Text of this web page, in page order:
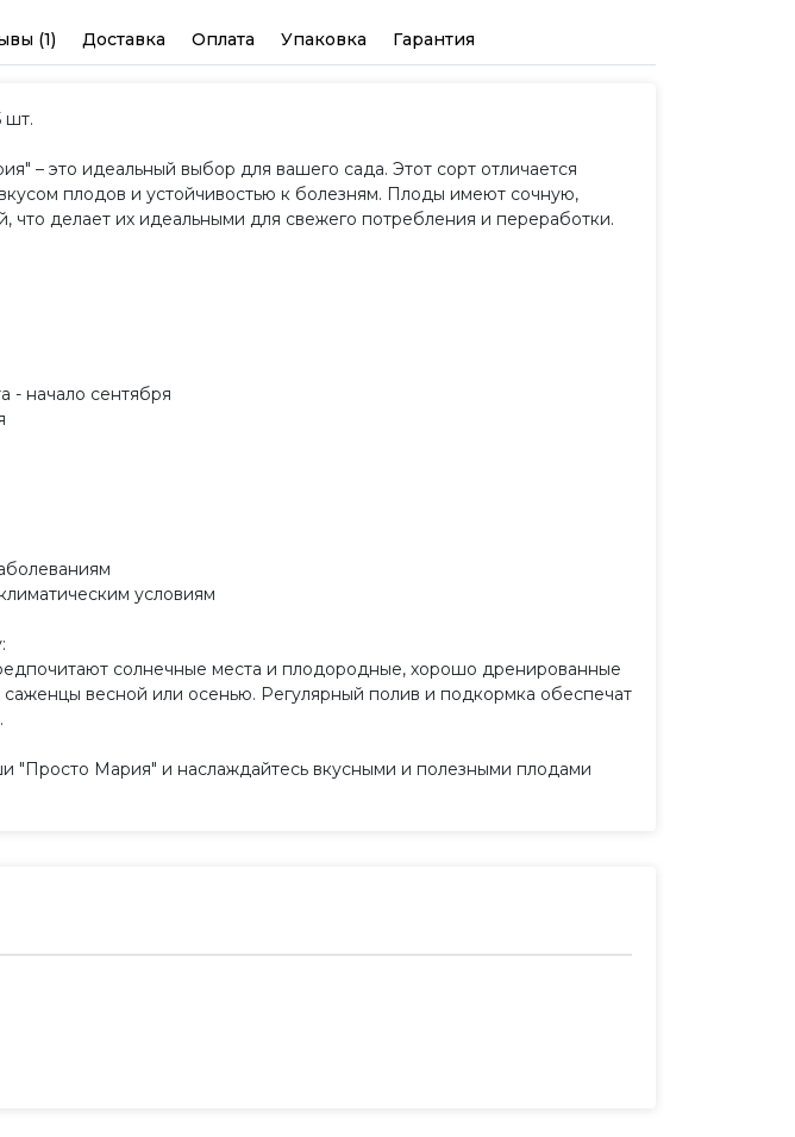
(1) Доставка Оплата Упаковка Гарантия
шт.
– это идеальный выбор для вашего сада. Этот сорт отличается
плодов и устойчивостью к болезням. Плоды имеют сочную,
что делает их идеальными для свежего потребления и переработки.
- начало сентября
условиям
солнечные места и плодородные, хорошо дренированные
весной или осенью. Регулярный полив и подкормка обеспечат
"Просто Мария" и наслаждайтесь вкусными и полезными плодами